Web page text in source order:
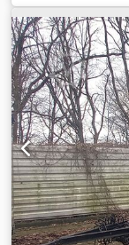
υγρό οξυγόνο,
κατασκευής: 2024,
Μεταχειρισμένη
λειτουργίας: 3,85
άλλα
οξυγόνο, άζωτο
Θα χαρούμε να
περισσότερες